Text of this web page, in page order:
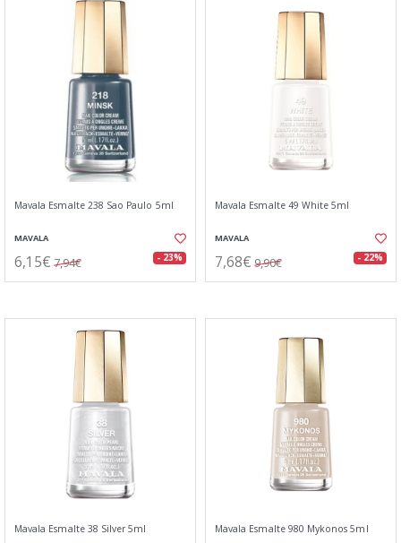
Mavala Esmalte 238 Sao Paulo 5ml
MAVALA
6,15€ 7,94€ - 23%
Mavala Esmalte 49 White 5ml
MAVALA
7,68€ 9,90€ - 22%
Mavala Esmalte 38 Silver 5ml Mavala Esmalte 980 Mykonos 5ml